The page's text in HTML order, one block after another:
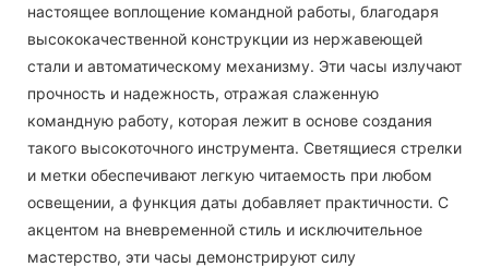
настоящее воплощение командной работы, благодаря
высококачественной конструкции из нержавеющей
стали и автоматическому механизму. Эти часы излучают
прочность и надежность, отражая слаженную
командную работу, которая лежит в основе создания
такого высокоточного инструмента. Светящиеся стрелки
и метки обеспечивают легкую читаемость при любом
освещении, а функция даты добавляет практичности. С
акцентом на вневременной стиль и исключительное
мастерство, эти часы демонстрируют силу